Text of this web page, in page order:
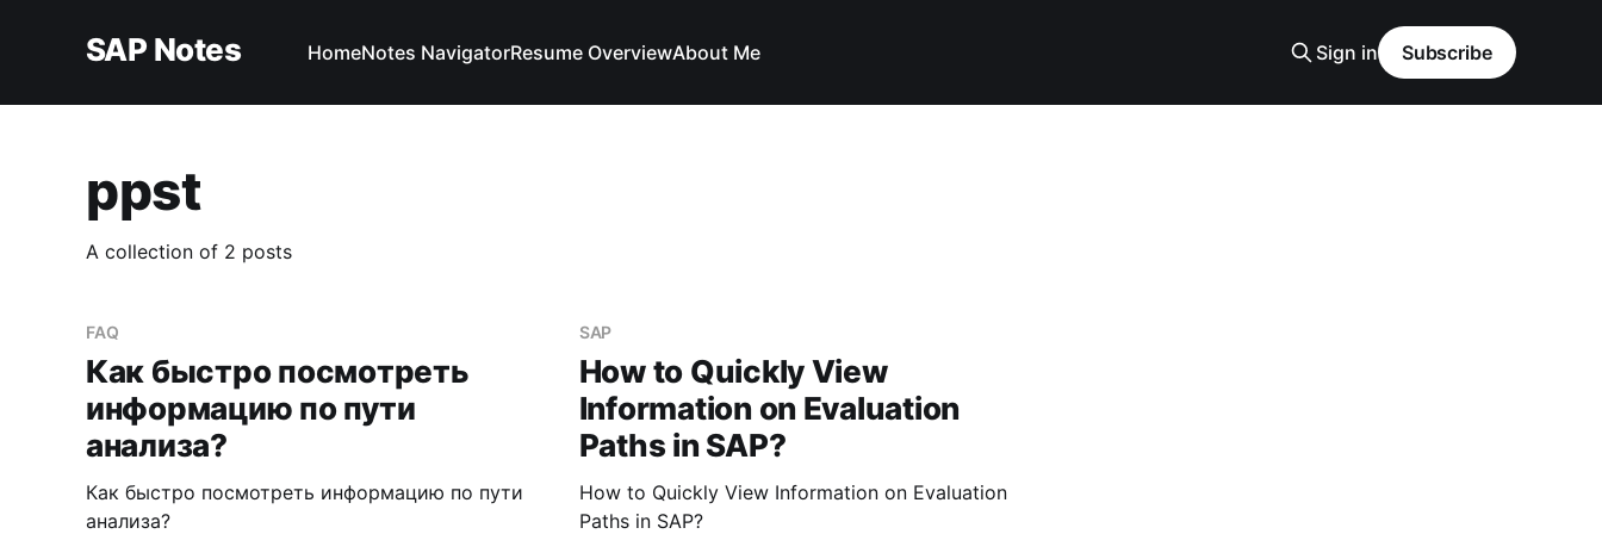
SAP Notes HomeNotes NavigatorResume OverviewAbout Me Sign in Subscribe
ppst
A collection of 2 posts
FAQ
Как быстро посмотреть
информацию по пути
анализа?
Как быстро посмотреть информацию по пути
анализа?
SAP
How to Quickly View
Information on Evaluation
Paths in SAP?
How to Quickly View Information on Evaluation
Paths in SAP?